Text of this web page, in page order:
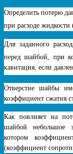
Определить потерю
при расходе
Для заданного
перед шайбой, при
кавитация, если
Отверстие шайбы
коэффициент сжатия
Как повлияет на
шайбой небольшое
котором
(коэффициент